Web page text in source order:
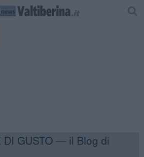
DI GUSTO — il Blog di